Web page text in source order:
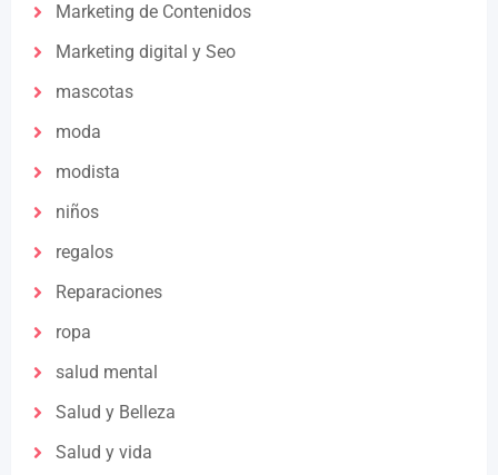
Marketing de Contenidos
Marketing digital y Seo
mascotas
moda
modista
niños
regalos
Reparaciones
ropa
salud mental
Salud y Belleza
Salud y vida